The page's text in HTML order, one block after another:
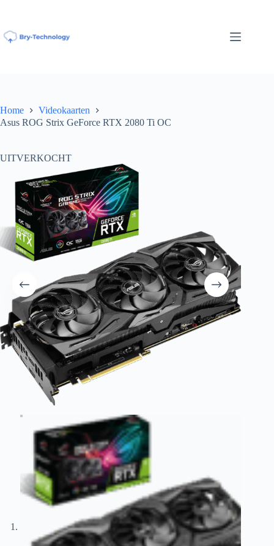
inhoud
Home
Videokaarten
Asus ROG Strix GeForce RTX 2080 Ti OC
UITVERKOCHT